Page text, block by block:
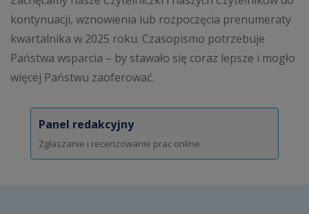
kontynuacji, wznowienia lub rozpoczęcia prenumeraty
kwartalnika w 2025 roku. Czasopismo potrzebuje
Państwa wsparcia – by stawało się coraz lepsze i mogło
więcej Państwu zaoferować.
Panel redakcyjny
Zgłaszanie i recenzowanie prac online